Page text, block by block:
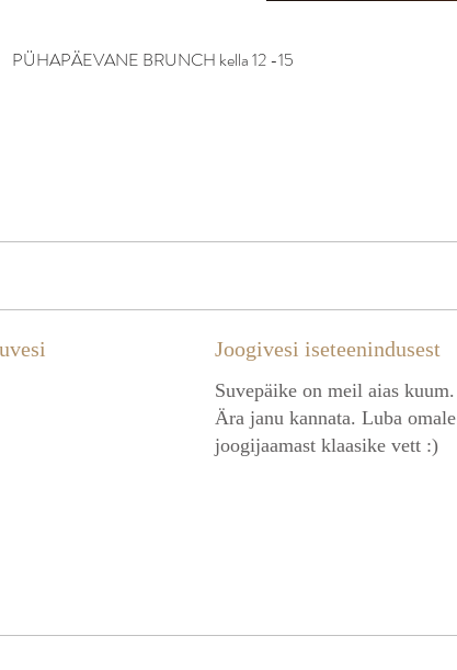
PÜHAPÄEVANE BRUNCH kella 12 -15
Joogivesi iseteenindusest
Suvepäike on meil aias kuum.
Ära janu kannata. Luba omale
joogijaamast klaasike vett :)